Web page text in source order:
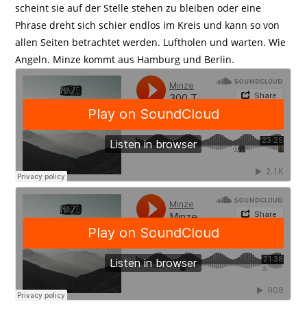
scheint sie auf der Stelle stehen zu bleiben oder eine
Phrase dreht sich schier endlos im Kreis und kann so von
allen Seiten betrachtet werden. Luftholen und warten. Wie
Angeln. Minze kommt aus Hamburg und Berlin.